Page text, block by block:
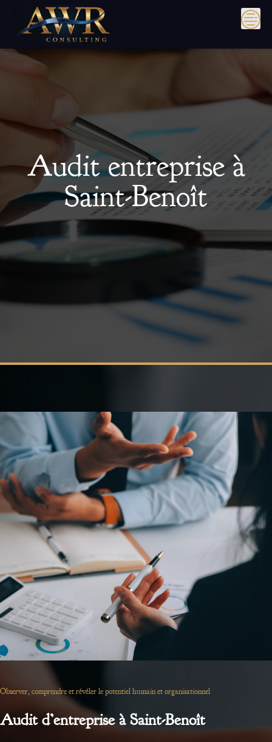
content
Audit entreprise à
Saint-Benoît
Observer, comprendre et révéler le potentiel humain et organisationnel
Audit d’entreprise à Saint-Benoît